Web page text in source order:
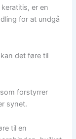
er en
for at undgå
det føre til
forstyrrer
synet.
til en